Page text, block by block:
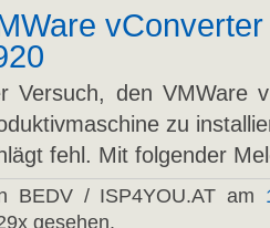
Versuch, den VMWare
zu
fehl. Mit folgender
BEDV / ISP4YOU.AT am
gesehen.